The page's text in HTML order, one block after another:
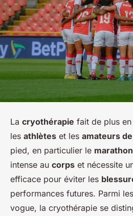
La cryothérapie fait de plus
les athlètes et les amateurs
pied, en particulier le marathon
intense au corps et nécessite
efficace pour éviter les
performances futures. Parmi
vogue, la cryothérapie se